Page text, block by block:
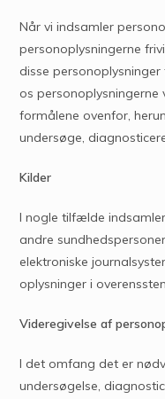
Når vi indsamler
personoplysningerne
disse
os
formålene ovenfor,
undersøge,
Kilder
I nogle tilfælde
andre
elektroniske
oplysninger i
Videregivelse af
I det omfang det er
undersøgelse,